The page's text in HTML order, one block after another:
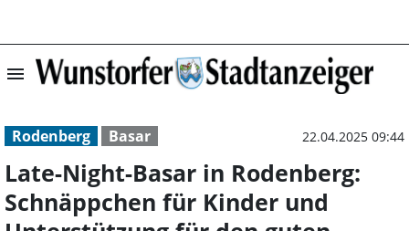
menu Late-Night-
Rodenberg Basar 22.04.2025 09:44
Late-Night-Basar in Rodenberg:
Schnäppchen für Kinder und